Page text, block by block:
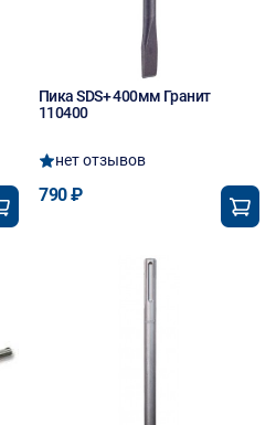
Пика SDS+ 400мм Гранит
110400
нет отзывов
790 ₽